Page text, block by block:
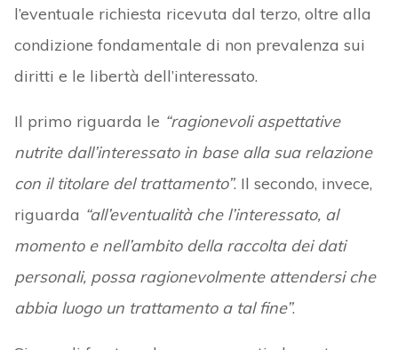
l’eventuale richiesta ricevuta dal terzo, oltre alla
condizione fondamentale di non prevalenza sui
diritti e le libertà dell’interessato.
Il primo riguarda le “ragionevoli aspettative
nutrite dall’interessato in base alla sua relazione
con il titolare del trattamento”. Il secondo, invece,
riguarda “all’eventualità che l’interessato, al
momento e nell’ambito della raccolta dei dati
personali, possa ragionevolmente attendersi che
abbia luogo un trattamento a tal fine”.